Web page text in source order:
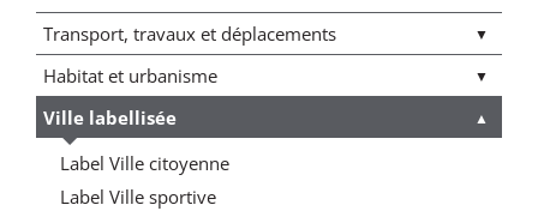
Transport, travaux et déplacements
Habitat et urbanisme
Ville labellisée
Label Ville citoyenne
Label Ville sportive